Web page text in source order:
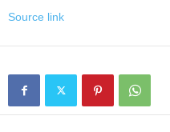
Source link